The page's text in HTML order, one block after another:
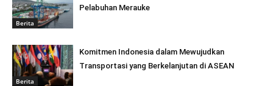
Berita
Pelabuhan Merauke
Berita
Komitmen Indonesia dalam Mewujudkan
Transportasi yang Berkelanjutan di ASEAN